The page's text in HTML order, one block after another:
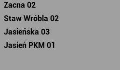
Zacna 02
Staw Wróbla 02
Jasieńska 03
Jasień PKM 01